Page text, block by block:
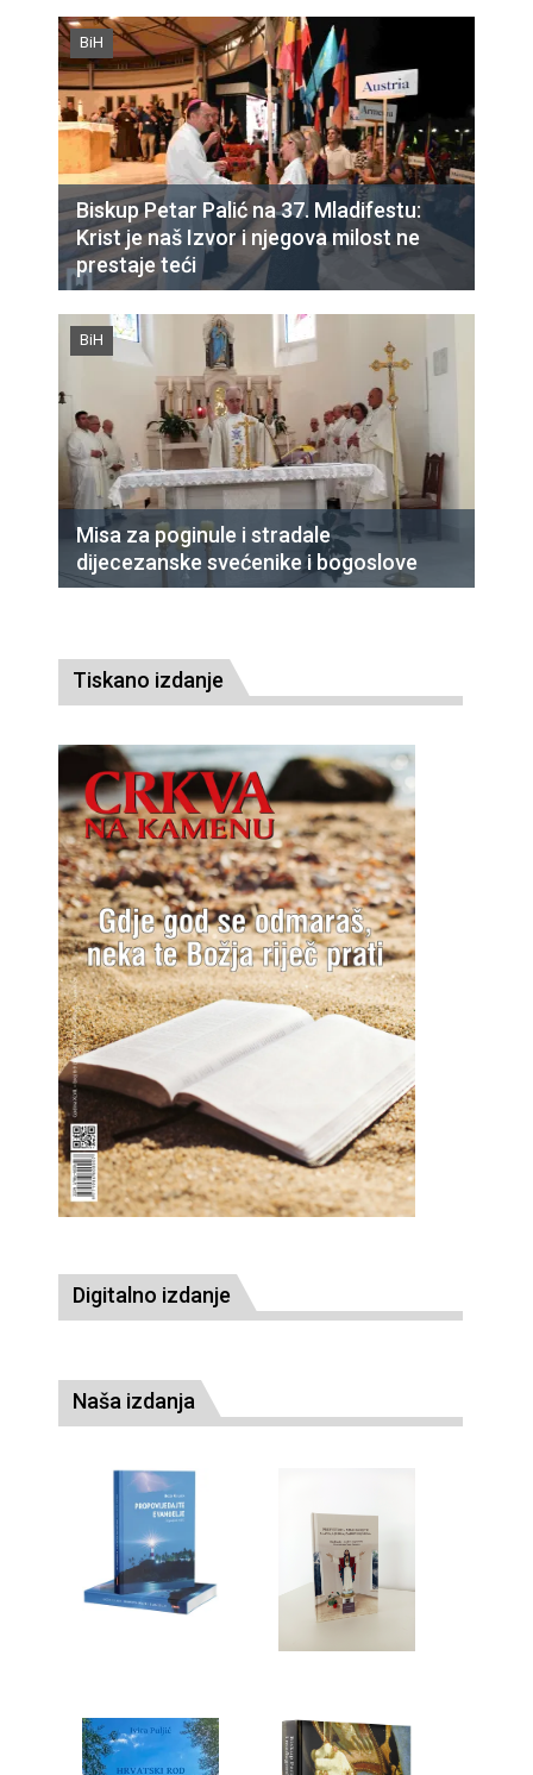
BiH
Biskup Petar Palić na 37. Mladifestu:
Krist je naš Izvor i njegova milost ne
prestaje teći
BiH
Misa za poginule i stradale
dijecezanske svećenike i bogoslove
Tiskano izdanje
Digitalno izdanje
Naša izdanja